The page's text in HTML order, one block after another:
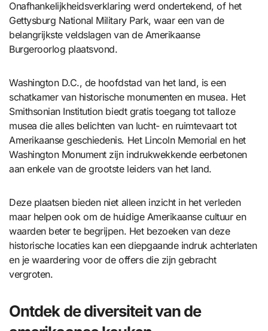
Onafhankelijkheidsverklaring werd ondertekend, of het
Gettysburg National Military Park, waar een van de
belangrijkste veldslagen van de Amerikaanse
Burgeroorlog plaatsvond.
Washington D.C., de hoofdstad van het land, is een
schatkamer van historische monumenten en musea. Het
Smithsonian Institution biedt gratis toegang tot talloze
musea die alles belichten van lucht- en ruimtevaart tot
Amerikaanse geschiedenis. Het Lincoln Memorial en het
Washington Monument zijn indrukwekkende eerbetonen
aan enkele van de grootste leiders van het land.
Deze plaatsen bieden niet alleen inzicht in het verleden
maar helpen ook om de huidige Amerikaanse cultuur en
waarden beter te begrijpen. Het bezoeken van deze
historische locaties kan een diepgaande indruk achterlaten
en je waardering voor de offers die zijn gebracht
vergroten.
Ontdek de diversiteit van de